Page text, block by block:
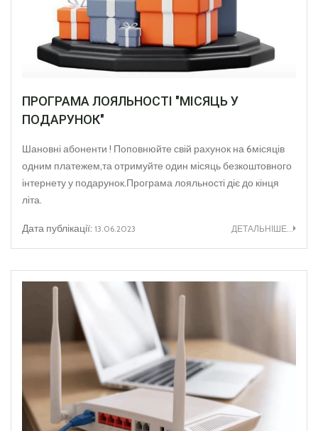
ПРОГРАМА ЛОЯЛЬНОСТІ "МІСЯЦЬ У
ПОДАРУНОК"
Шановні абоненти ! Поповнюйте свій рахунок на 6місяців
одним платежем,та отримуйте один місяць безкоштовного
інтернету у подарунок.Програма лояльності діє до кінця
літа.
Дата публікації: 13.06.2023 ДЕТАЛЬНІШЕ...